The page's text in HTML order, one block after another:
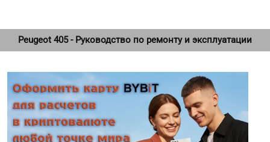
Peugeot 405 - Руководство по ремонту и эксплуатации